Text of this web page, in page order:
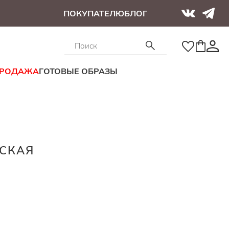
ПОКУПАТЕЛЮБЛОГ
ГОТОВЫЕ ОБРАЗЫ